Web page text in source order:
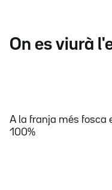
On es viurà
A la franja més fosca
100%